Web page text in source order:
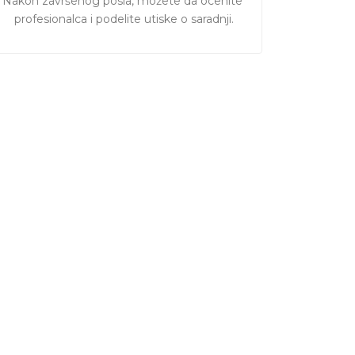
profesionalca i podelite utiske o saradnji.